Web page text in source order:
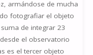
armándose de mucha
fotografiar el objeto
de integrar 23
el observatorio
es el tercer objeto